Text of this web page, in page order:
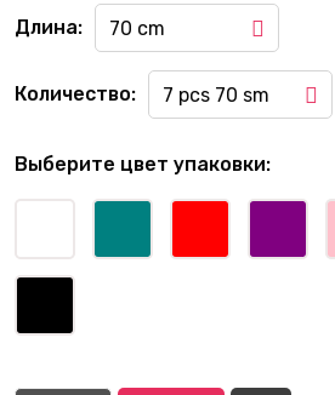
Длина: 70 cm
Количество: 7 pcs 70 sm
Выберите цвет упаковки: